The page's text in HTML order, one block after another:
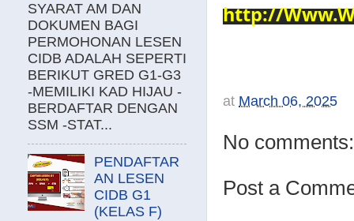
http://
at March 06, 2025
No comments:
Post a
SYARAT AM DAN
DOKUMEN BAGI
PERMOHONAN LESEN
CIDB ADALAH SEPERTI
BERIKUT GRED G1-G3
-MEMILIKI KAD HIJAU -
BERDAFTAR DENGAN
SSM -STAT...
PENDAFTAR
AN LESEN
CIDB G1
(KELAS F)